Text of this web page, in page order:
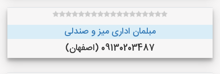
مبلمان اداری میز و صندلی
09130203487 (اصفهان)